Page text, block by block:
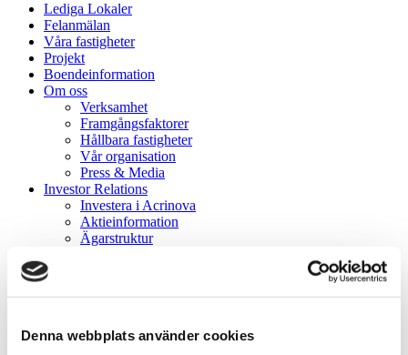
Denna webbplats använder cookies
Lediga Lokaler
Felanmälan
Våra fastigheter
Projekt
Boendeinformation
Om oss
Verksamhet
Framgångsfaktorer
Hållbara fastigheter
Vår organisation
Press & Media
Investor Relations
Investera i Acrinova
Aktieinformation
Ägarstruktur
Bolagsstyrning